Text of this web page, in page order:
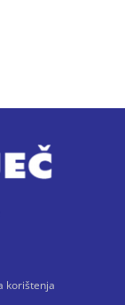
korištenja